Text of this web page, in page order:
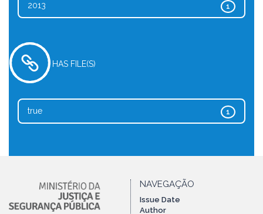
1
2013
HAS FILE(S)
1
true
NAVEGAÇÃO
Issue Date
Author